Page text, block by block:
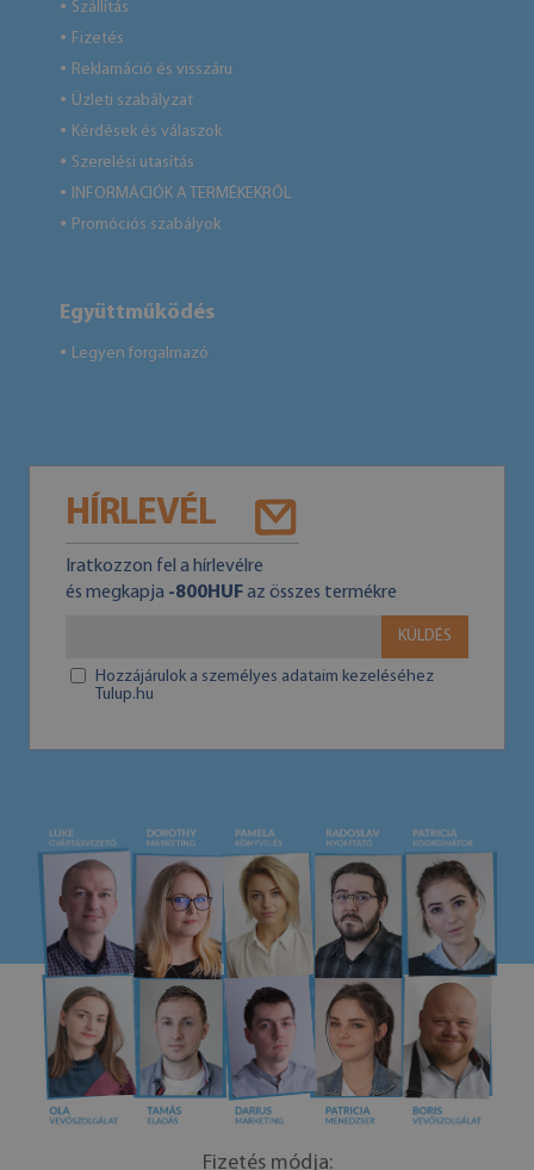
● Szállítás
● Fizetés
● Reklamáció és visszáru
● Üzleti szabályzat
● Kérdések és válaszok
● Szerelési utasítás
● INFORMÁCIÓK A TERMÉKEKRŐL
● Promóciós szabályok
Együttműködés
● Legyen forgalmazó
HÍRLEVÉL
Iratkozzon fel a hírlevélre
és megkapja -800HUFaz összes termékre
KÜLDÉS
Hozzájárulok a személyes adataim kezeléséhez
Tulup.hu
Fizetés módja: